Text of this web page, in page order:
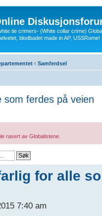
tie crimers- (White collar crime)
blodbadet made in AP, USSRome!
‹ Samferdsel
som ferdes på veien
rasert av Globalistene.
for alle
7:40 am